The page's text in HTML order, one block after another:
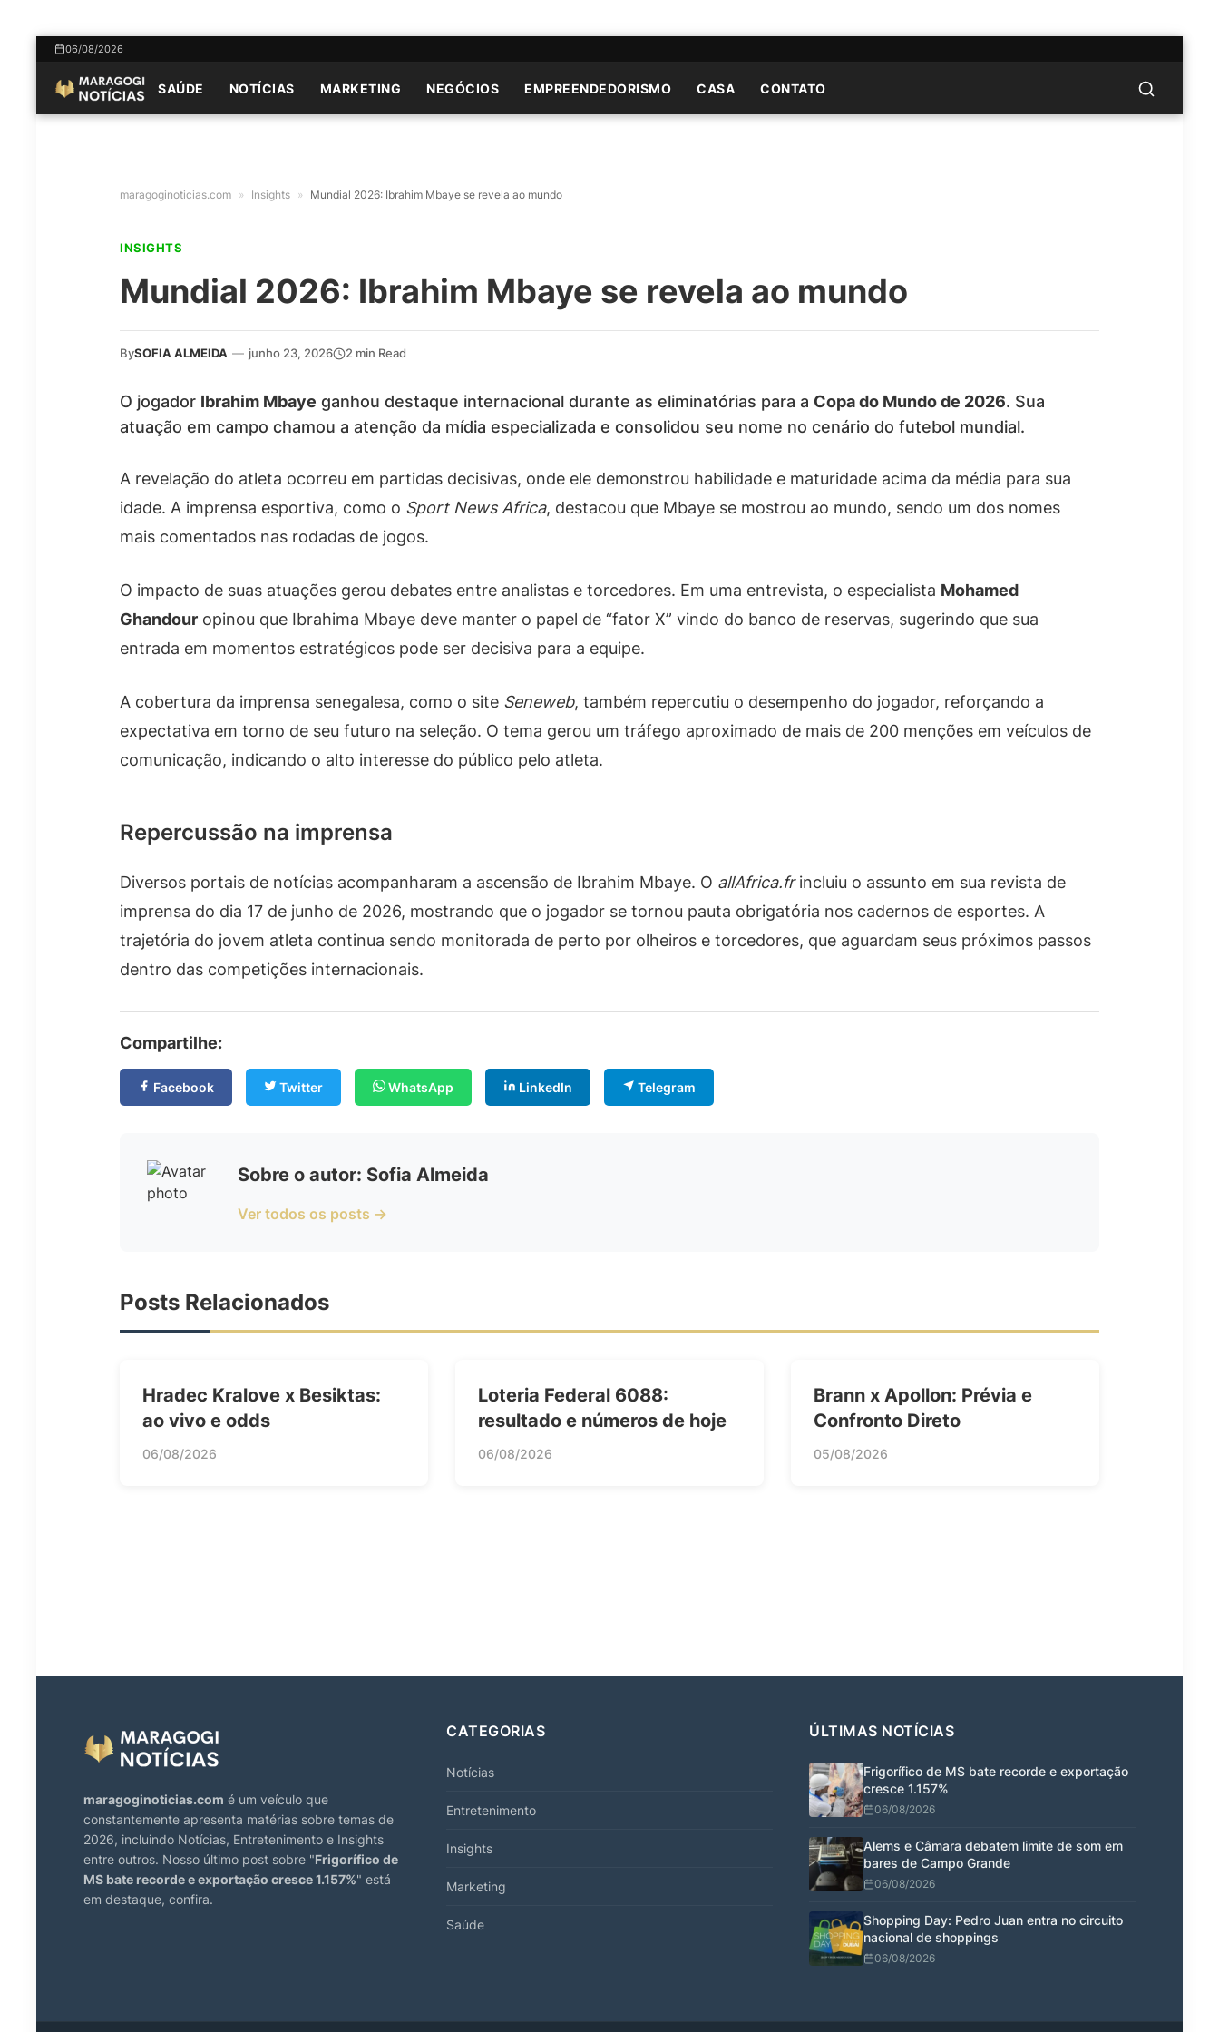
06/08/2026
SAÚDE NOTÍCIAS MARKETING NEGÓCIOS EMPREENDEDORISMO CASA CONTATO
maragoginoticias.com » Insights » Mundial 2026: Ibrahim Mbaye se revela ao mundo
INSIGHTS
Mundial 2026: Ibrahim Mbaye se revela ao mundo
BySOFIA ALMEIDA — junho 23, 2026 2 min Read
O jogador Ibrahim Mbaye ganhou destaque internacional durante as eliminatórias para a Copa do Mundo de 2026. Sua
atuação em campo chamou a atenção da mídia especializada e consolidou seu nome no cenário do futebol mundial.
A revelação do atleta ocorreu em partidas decisivas, onde ele demonstrou habilidade e maturidade acima da média para sua
idade. A imprensa esportiva, como o Sport News Africa, destacou que Mbaye se mostrou ao mundo, sendo um dos nomes
mais comentados nas rodadas de jogos.
O impacto de suas atuações gerou debates entre analistas e torcedores. Em uma entrevista, o especialista Mohamed
Ghandour opinou que Ibrahima Mbaye deve manter o papel de “fator X” vindo do banco de reservas, sugerindo que sua
entrada em momentos estratégicos pode ser decisiva para a equipe.
A cobertura da imprensa senegalesa, como o site Seneweb, também repercutiu o desempenho do jogador, reforçando a
expectativa em torno de seu futuro na seleção. O tema gerou um tráfego aproximado de mais de 200 menções em veículos de
comunicação, indicando o alto interesse do público pelo atleta.
Repercussão na imprensa
Diversos portais de notícias acompanharam a ascensão de Ibrahim Mbaye. O allAfrica.frincluiu o assunto em sua revista de
imprensa do dia 17 de junho de 2026, mostrando que o jogador se tornou pauta obrigatória nos cadernos de esportes. A
trajetória do jovem atleta continua sendo monitorada de perto por olheiros e torcedores, que aguardam seus próximos passos
dentro das competições internacionais.
Compartilhe:
Facebook Twitter WhatsApp LinkedIn Telegram
Sobre o autor: Sofia Almeida
Ver todos os posts →
Posts Relacionados
Hradec Kralove x Besiktas:
ao vivo e odds
06/08/2026
Loteria Federal 6088:
resultado e números de hoje
06/08/2026
Brann x Apollon: Prévia e
Confronto Direto
05/08/2026
maragoginoticias.com é um veículo que
constantemente apresenta matérias sobre temas de
2026, incluindo Notícias, Entretenimento e Insights
entre outros. Nosso último post sobre "Frigorífico de
MS bate recorde e exportação cresce 1.157%" está
em destaque, confira.
CATEGORIAS
Notícias
Entretenimento
Insights
Marketing
Saúde
ÚLTIMAS NOTÍCIAS
Frigorífico de MS bate recorde e exportação
cresce 1.157%
06/08/2026
Alems e Câmara debatem limite de som em
bares de Campo Grande
06/08/2026
Shopping Day: Pedro Juan entra no circuito
nacional de shoppings
06/08/2026